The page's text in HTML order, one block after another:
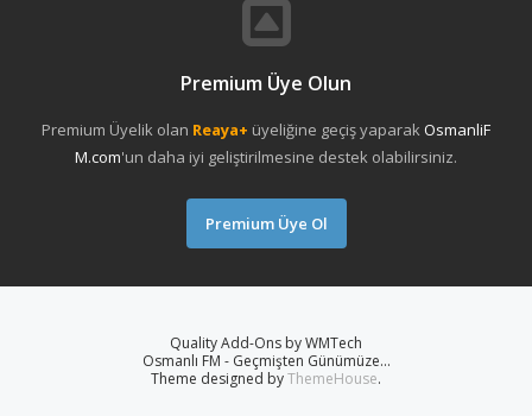
Premium Üye Olun
Premium Üyelik olan Reaya+ üyeliğine geçiş yaparakOsmanliF
M.com'un daha iyi geliştirilmesine destek olabilirsiniz.
Premium Üye Ol
Quality Add-Ons by WMTech
Osmanlı FM - Geçmişten Günümüze...
Theme designed byThemeHouse.